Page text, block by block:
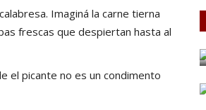
Imaginá la carne tierna
frescas que despiertan hasta al
el picante no es un condimento